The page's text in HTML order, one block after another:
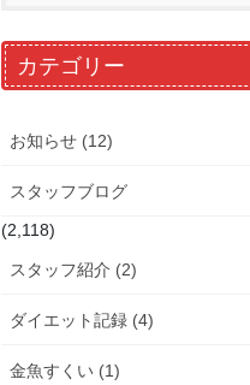
カテゴリー
お知らせ (12)
スタッフブログ
(2,118)
スタッフ紹介 (2)
ダイエット記録 (4)
金魚すくい (1)